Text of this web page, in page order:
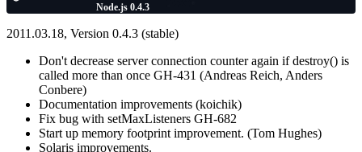
Node.js 0.4.3
2011.03.18, Version 0.4.3 (stable)
Don't decrease server connection counter again if destroy() is
called more than once GH-431 (Andreas Reich, Anders
Conbere)
Documentation improvements (koichik)
Fix bug with setMaxListeners GH-682
Start up memory footprint improvement. (Tom Hughes)
Solaris improvements.